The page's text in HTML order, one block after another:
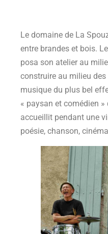
Le domaine de La
entre brandes et bois.
posa son atelier au
construire au milieu
musique du plus bel
« paysan et comédien
accueillit pendant une
poésie, chanson,